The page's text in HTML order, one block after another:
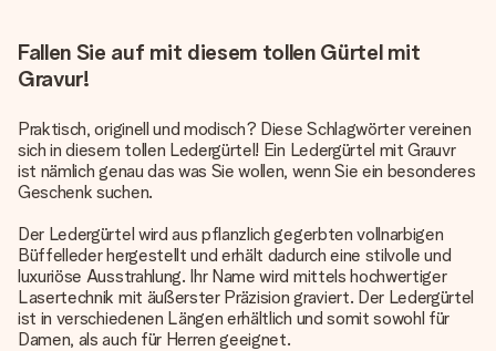
Fallen Sie auf mit diesem tollen Gürtel mit
Gravur!
Praktisch, originell und modisch? Diese Schlagwörter vereinen
sich in diesem tollen Ledergürtel! Ein Ledergürtel mit Grauvr
ist nämlich genau das was Sie wollen, wenn Sie ein besonderes
Geschenk suchen.
Der Ledergürtel wird aus pflanzlich gegerbten vollnarbigen
Büffelleder hergestellt und erhält dadurch eine stilvolle und
luxuriöse Ausstrahlung. Ihr Name wird mittels hochwertiger
Lasertechnik mit äußerster Präzision graviert. Der Ledergürtel
ist in verschiedenen Längen erhältlich und somit sowohl für
Damen, als auch für Herren geeignet.